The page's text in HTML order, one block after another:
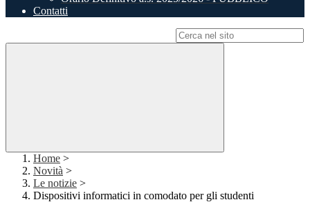
Contatti
Home >
Novità >
Le notizie >
Dispositivi informatici in comodato per gli studenti